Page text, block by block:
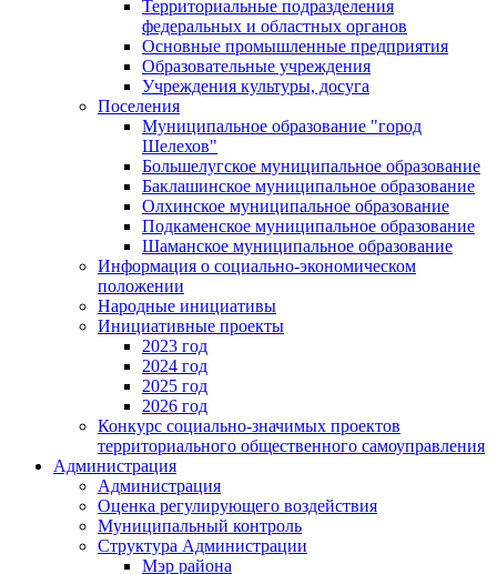
Территориальные подразделения
федеральных и областных органов
Основные промышленные предприятия
Образовательные учреждения
Учреждения культуры, досуга
Поселения
Муниципальное образование "город
Шелехов"
Большелугское муниципальное образование
Баклашинское муниципальное образование
Олхинское муниципальное образование
Подкаменское муниципальное образование
Шаманское муниципальное образование
Информация о социально-экономическом
положении
Народные инициативы
Инициативные проекты
2023 год
2024 год
2025 год
2026 год
Конкурс социально-значимых проектов
территориального общественного самоуправления
Администрация
Администрация
Оценка регулирующего воздействия
Муниципальный контроль
Структура Администрации
Мэр района